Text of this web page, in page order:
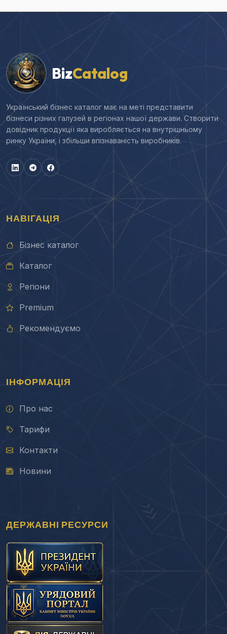
BizCatalog
Український бізнес каталог має на меті представити
бізнеси різних галузей в регіонах нашої держави. Створити
довідник продукції яка виробляється на внутрішньому
ринку України, і збільши впізнаваність виробників.
НАВІГАЦІЯ
Бізнес каталог
Каталог
Регіони
Premium
Рекомендуємо
ІНФОРМАЦІЯ
Про нас
Тарифи
Контакти
Новини
ДЕРЖАВНІ РЕСУРСИ